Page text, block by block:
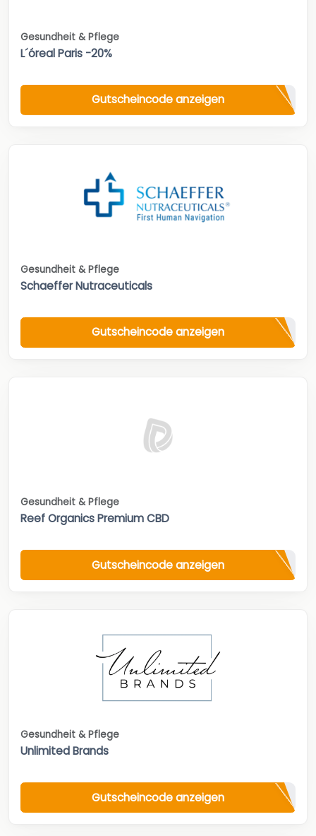
Gesundheit & Pflege
L´óreal Paris -20%
Gutscheincode anzeigen
Gesundheit & Pflege
Schaeffer Nutraceuticals
Gutscheincode anzeigen
Gesundheit & Pflege
Reef Organics Premium CBD
Gutscheincode anzeigen
Gesundheit & Pflege
Unlimited Brands
Gutscheincode anzeigen